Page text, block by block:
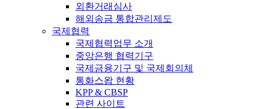
외환거래심사
해외송금 통합관리제도
국제협력
국제협력업무 소개
중앙은행 협력기구
국제금융기구 및 국제회의체
통화스왑 현황
KPP & CBSP
관련 사이트